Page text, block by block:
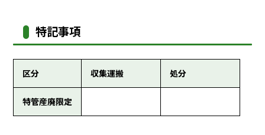
特記事項
区分 収集運搬 処分
特管産廃限定